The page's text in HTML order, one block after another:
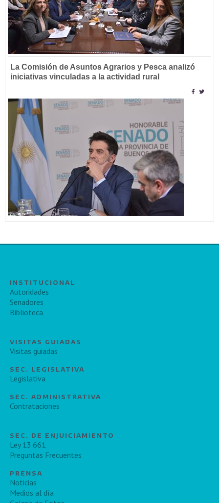
La Comisión de Asuntos Agrarios y Pesca analizó
iniciativas vinculadas a la actividad rural
INSTITUCIONAL
Autoridades
Senadores
Biblioteca
VISITAS GUIADAS
Visitas guiadas
SEC. LEGISLATIVA
Legislativa
SEC. ADMINISTRATIVA
Contrataciones
SEC. DE ENJUICIAMIENTO
Ley 13.661
Preguntas Frecuentes
PRENSA
Noticias
Medios al día